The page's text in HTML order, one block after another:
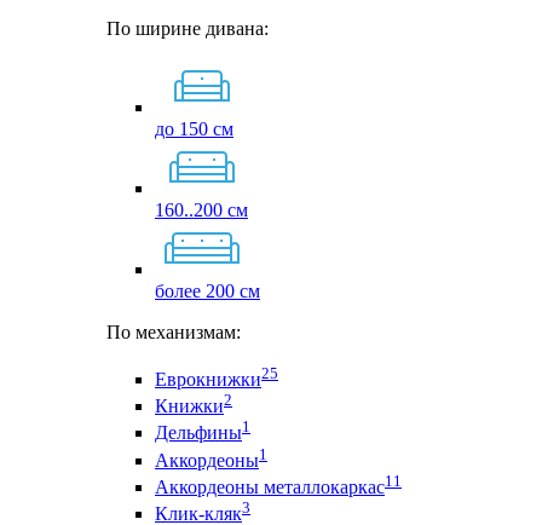
По ширине дивана:
до 150 см
160..200 см
более 200 см
По механизмам:
Еврокнижки25
Книжки2
Дельфины1
Аккордеоны1
Аккордеоны металлокаркас11
Клик-кляк3